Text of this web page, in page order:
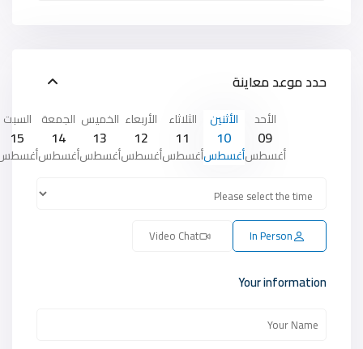
حدد موعد معاينة
الأحد
09
أغسطس
الأثنين
10
أغسطس
الثلاثاء
11
أغسطس
الأربعاء
12
أغسطس
الخميس
13
أغسطس
الجمعة
14
أغسطس
السبت
15
In Person
Video Chat
Your information